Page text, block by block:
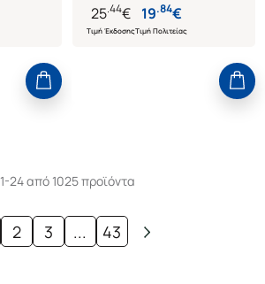
25.44€
Τιμή Έκδοσης
19.84€
Τιμή Πολιτείας
1-24 από 1025 προϊόντα
2 3 ... 43